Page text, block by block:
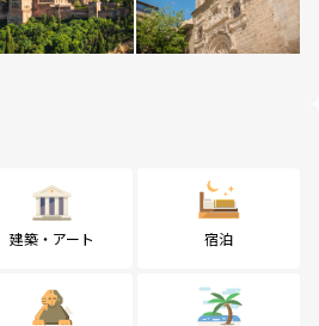
建築・アート 宿泊